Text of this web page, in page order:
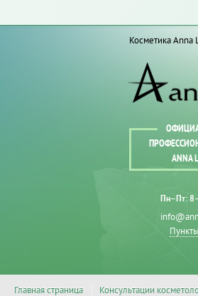
Косметика Anna
ANNA
Пн–Пт:
Главная страница Консультации